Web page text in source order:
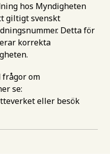
hos Myndigheten
giltigt svenskt
Detta för
korrekta
frågor om
se:
eller besök